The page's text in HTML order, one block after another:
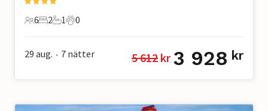
6 Gäster
6
2 Sovrum
2
1 Badrum
1
0 Husdjur
0
29 aug. • 7 nätter 5 612 kr 3 928 kr